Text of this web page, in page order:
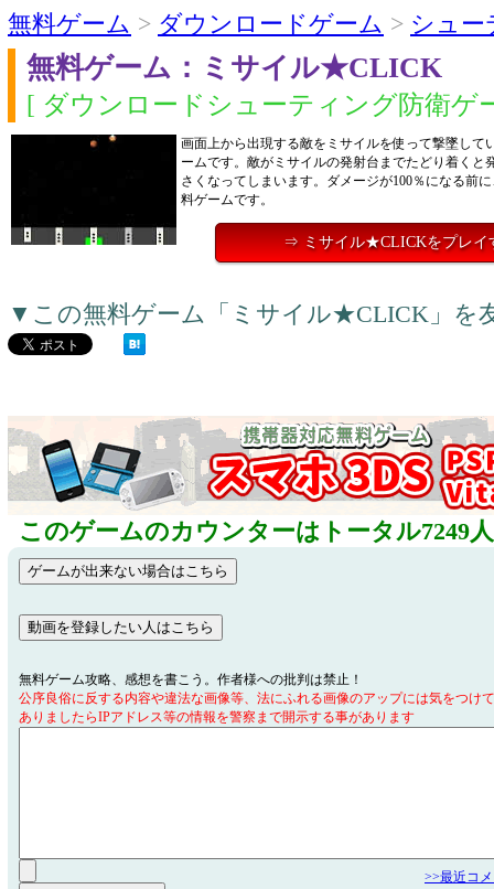
無料ゲーム > ダウンロードゲーム > シュー
無料ゲーム：ミサイル★CLICK
[ ダウンロードシューティング防衛ゲ
画面上から出現する敵をミサイルを使って撃墜して
ームです。敵がミサイルの発射台までたどり着くと
さくなってしまいます。ダメージが100％になる前
料ゲームです。
⇒ ミサイル★CLICKをプレイ
▼この無料ゲーム「ミサイル★CLICK」を
このゲームのカウンターはトータル7249
無料ゲーム攻略、感想を書こう。作者様への批判は禁止！
公序良俗に反する内容や違法な画像等、法にふれる画像のアップには気をつけ
ありましたらIPアドレス等の情報を警察まで開示する事があります
>>最近コ